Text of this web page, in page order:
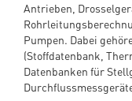
Antrieben,
Pumpen. Dabei
(Stoffdatenbank,
Datenbanken für